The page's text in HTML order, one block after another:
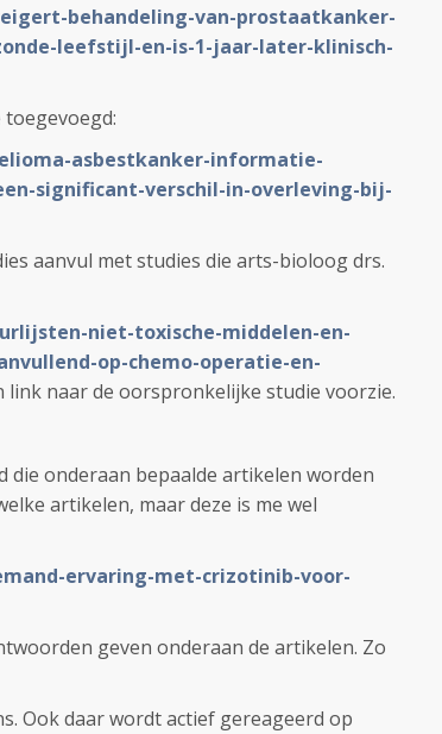
behandeling-van-prostaatkanker-
leefstijl-en-is-1-jaar-later-klinisch-
asbestkanker-informatie-
significant-verschil-in-overleving-bij-
aanvul met studies die arts-bioloog drs.
niet-toxische-middelen-en-
op-chemo-operatie-en-
link naar de oorspronkelijke studie voorzie.
onderaan bepaalde artikelen worden
artikelen, maar deze is me wel
ervaring-met-crizotinib-voor-
geven onderaan de artikelen. Zo
Ook daar wordt actief gereageerd op